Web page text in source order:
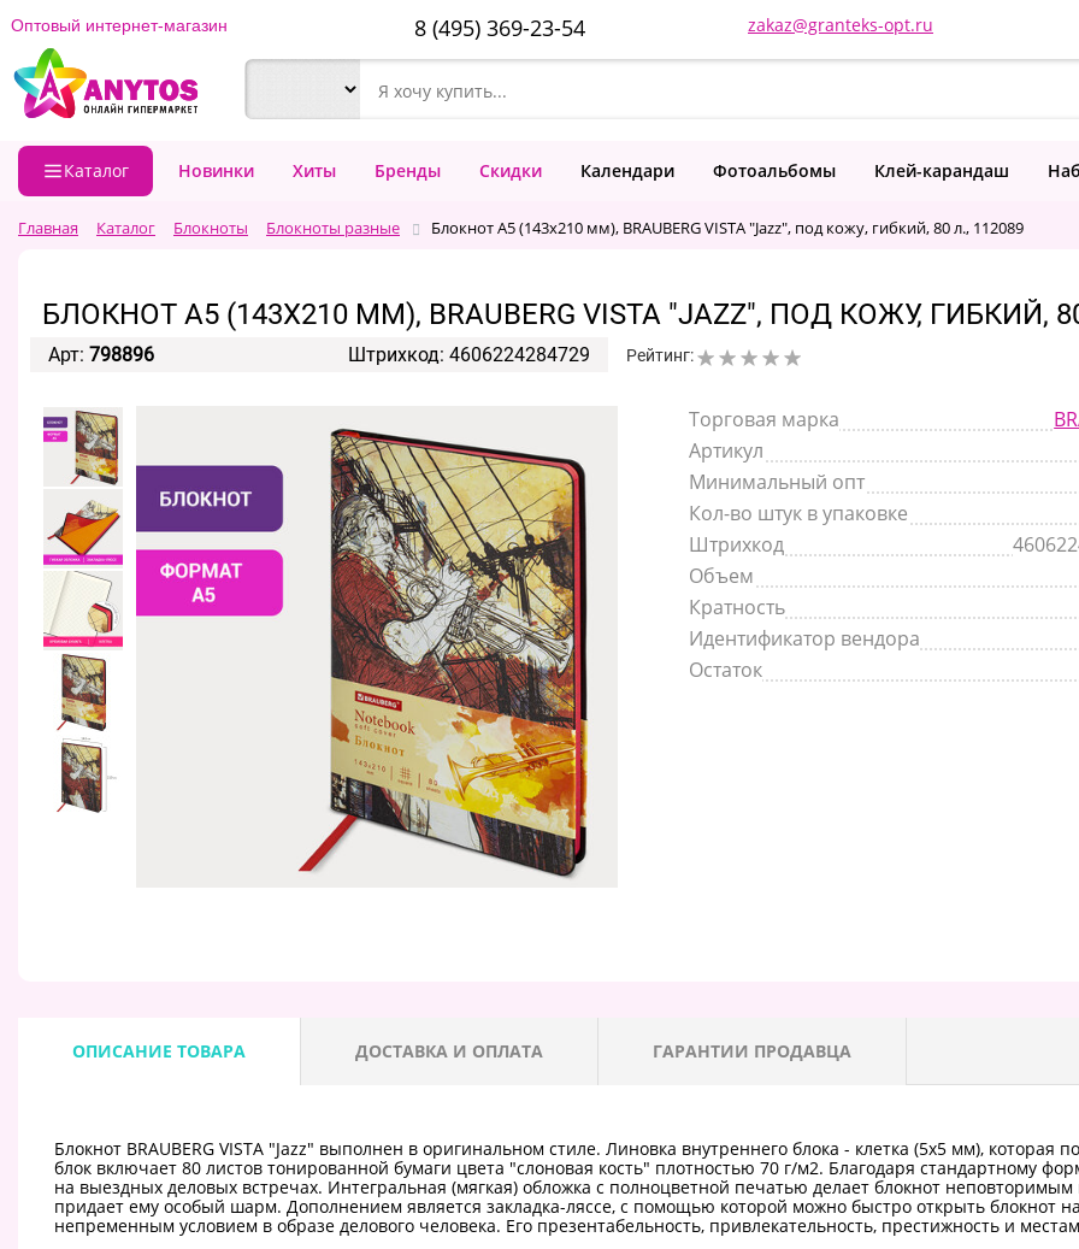
Оптовый интернет-магазин 8 (495) 369-23-54 zakaz@granteks-opt.ru
Каталог Новинки Хиты Бренды Скидки Календари Фотоальбомы Клей-карандаш
Главная Каталог Блокноты Блокноты разные Блокнот А5 (143x210 мм), BRAUBERG VISTA "Jazz", под кожу, гибкий, 80 л., 112089
БЛОКНОТ А5 (143X210 ММ), BRAUBERG VISTA "JAZZ", ПОД КОЖУ, ГИБКИЙ,
Арт: 798896 Штрихкод: 4606224284729 Рейтинг:
Торговая марка
Артикул
Минимальный опт
Кол-во штук в упаковке
Штрихкод
Объем
Кратность
Идентификатор вендора
Остаток
ОПИСАНИЕ ТОВАРА ДОСТАВКА И ОПЛАТА ГАРАНТИИ ПРОДАВЦА
Блокнот BRAUBERG VISTA "Jazz" выполнен в оригинальном стиле. Линовка внутреннего блока - клетка (5х5 мм),
блок включает 80 листов тонированной бумаги цвета "слоновая кость" плотностью 70 г/м2. Благодаря стандартному
на выездных деловых встречах. Интегральная (мягкая) обложка с полноцветной печатью делает блокнот
придает ему особый шарм. Дополнением является закладка-ляссе, с помощью которой можно быстро открыть блокнот
непременным условием в образе делового человека. Его презентабельность, привлекательность, престижность и